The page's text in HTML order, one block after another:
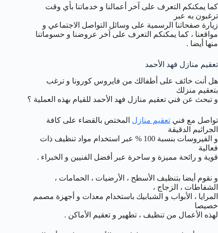
كما يمكنكم التعرف على آخر أعمالنا و خدماتنا بأي وقت
ترغبون به عبر
زيارة صفحاتنا الرسمية على وسائل التواصل الاجتماعي و
مواقعنا ، كما يمكنكم التعرف على آخر عروضنا و حسوماتنا
منها أيضا .
تعقيم منازل فهد الأحمد
هل أنت خائف على أطفالك من فايروس كورونا و ترغب
بتعقيم منزلك
و تبحث عن فني تعقيم منازل فهد الأحمد للقيام بهذه العملية ؟
تواصل مع فني تعقيم منازل المختص بالقضاء على كافة
الجراثيم الدقيقة
و الفيروسات بنسبة 100 % عبر استخدام مواد تنظيف ذات
فعالية
قوية و رائحة مميزة و ساحرة عبر أفضل الفنيين و الخبراء .
و نقوم أيضا بتنظيف الأسطح ، الأرضيات ، الحمامات ،
الشفاطات ، الزجاج ،
المرايا ، الأبواب و الشبابيك باستخدام معدات و أجهزة مصمم
خصيصا
لهذه الأعمال من تنظيف ، تطهير و تعقيم الأماكن .